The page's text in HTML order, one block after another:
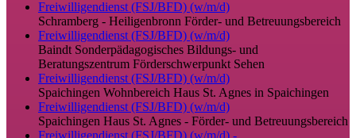
Freiwilligendienst (FSJ/BFD) (w/m/d)
Schramberg - Heiligenbronn Förder- und Betreuungsbereich
Freiwilligendienst (FSJ/BFD) (w/m/d)
Baindt Sonderpädagogisches Bildungs- und
Beratungszentrum Förderschwerpunkt Sehen
Freiwilligendienst (FSJ/BFD) (w/m/d)
Spaichingen Wohnbereich Haus St. Agnes in Spaichingen
Freiwilligendienst (FSJ/BFD) (w/m/d)
Spaichingen Haus St. Agnes - Förder- und Betreuungsbereich
Freiwilligendienst (FSJ/BFD) (w/m/d) -